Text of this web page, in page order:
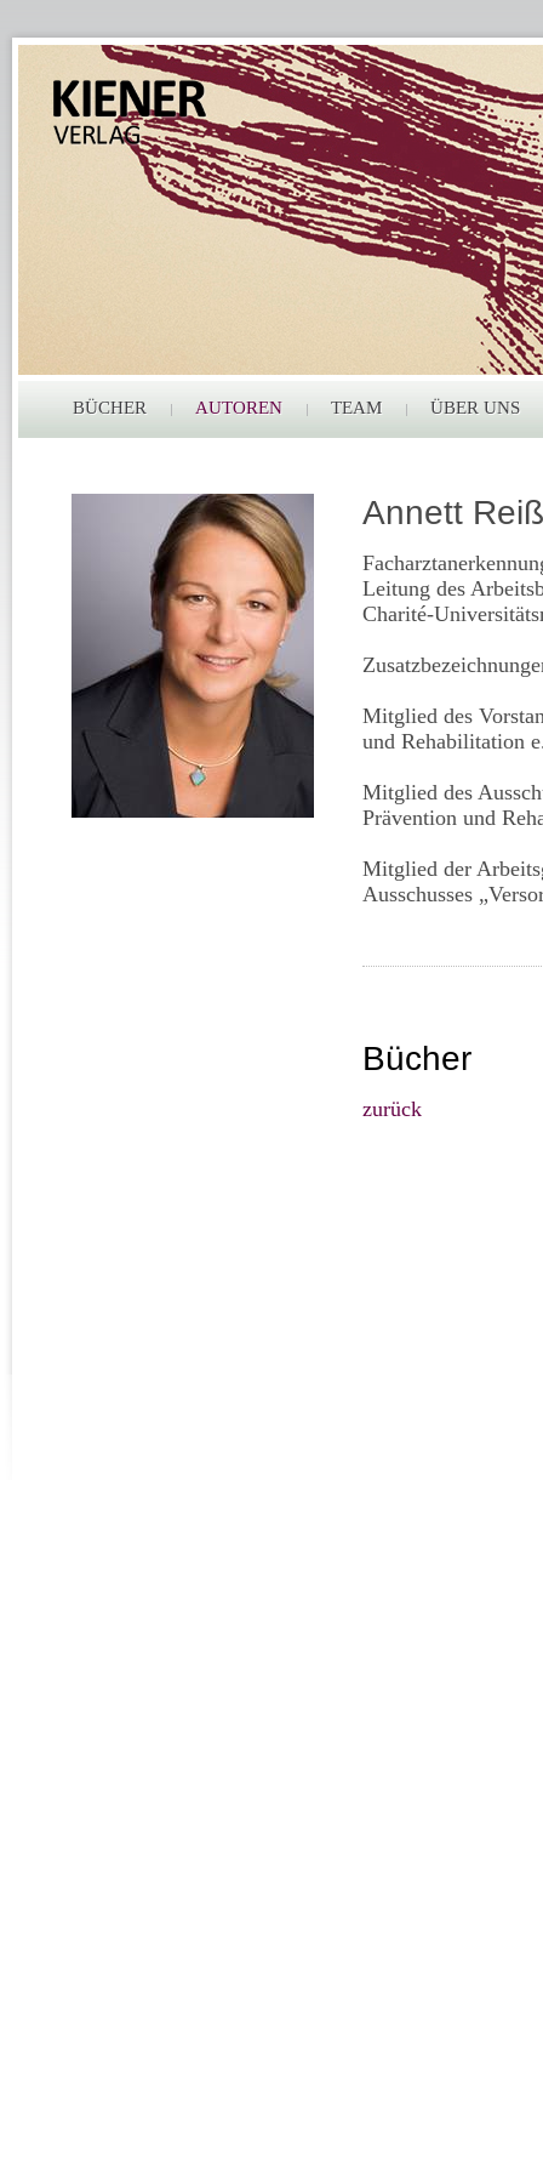
BÜCHER AUTOREN TEAM ÜBER UNS
Annett
Leitung des
Charité-
Mitglied des
und Rehabilitation
Mitglied des
Prävention und
Mitglied der
Ausschusses
Bücher
zurück